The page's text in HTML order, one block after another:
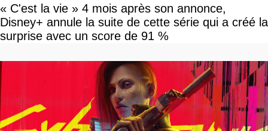
« C'est la vie » 4 mois après son annonce,
Disney+ annule la suite de cette série qui a créé la
surprise avec un score de 91 %